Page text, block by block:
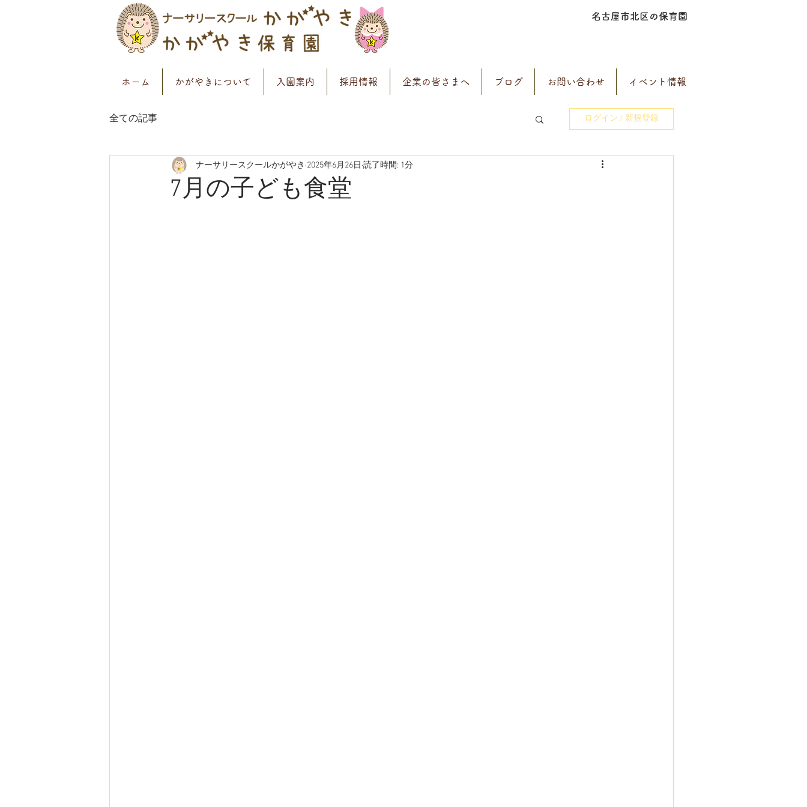
名古屋市北区の保育園
ホーム かがやきについて 入園案内 採用情報 企業の皆さまへ ブログ お問い合わせ イベント情報
全ての記事 ログイン / 新規登録
7月の子ども食堂
ナーサリースクールかがやき 2025年6月26日 読了時間: 1分